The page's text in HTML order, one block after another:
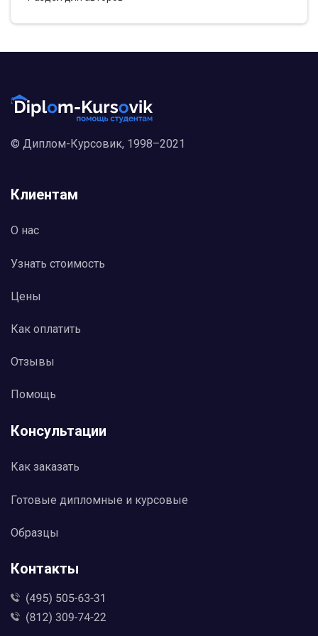
потенциал которого предстоит только
обязательного социального пенсион-ного
альтернатив для страны на индустриальном и
постиндустриальном этапе ее развития не
Анализ свидетельствует о том, что кризис
так и внутренними механизмами ее
© Диплом-Курсовик, 1998–2021
Клиентам
О нас
Узнать стоимость
Цены
Как оплатить
Отзывы
Помощь
Консультации
Как заказать
Готовые дипломные и курсовые
Образцы
Контакты